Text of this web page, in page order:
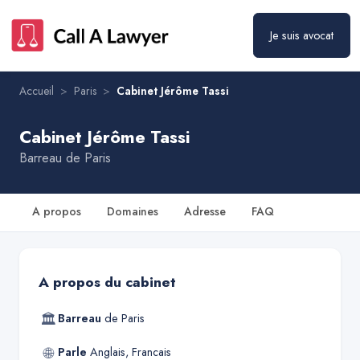
Je suis avocat
Accueil > Paris > Cabinet Jérôme Tassi
Cabinet Jérôme Tassi
Barreau de Paris
A propos Domaines Adresse FAQ
A propos du cabinet
🏛 Barreau de Paris
🌐 Parle Anglais, Francais